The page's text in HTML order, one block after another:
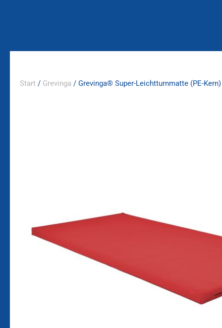
Start / Grevinga / Grevinga® Super-Leichtturnmatte (PE-Kern)